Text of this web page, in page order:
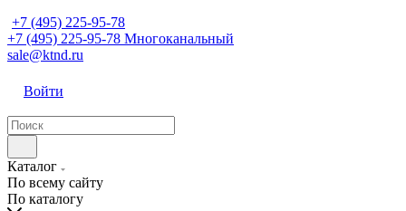
+7 (495) 225-95-78
+7 (495) 225-95-78 Многоканальный
sale@ktnd.ru
Войти
Каталог
По всему сайту
По каталогу